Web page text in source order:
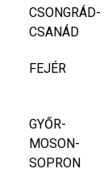
CSONGRÁD-
CSANÁD
FEJÉR
GYŐR-
MOSON-
SOPRON